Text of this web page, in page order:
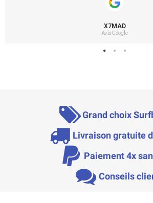
X7MAD
Avis Google
Grand choix
Livraison gratuite
Paiement 4x
Conseils